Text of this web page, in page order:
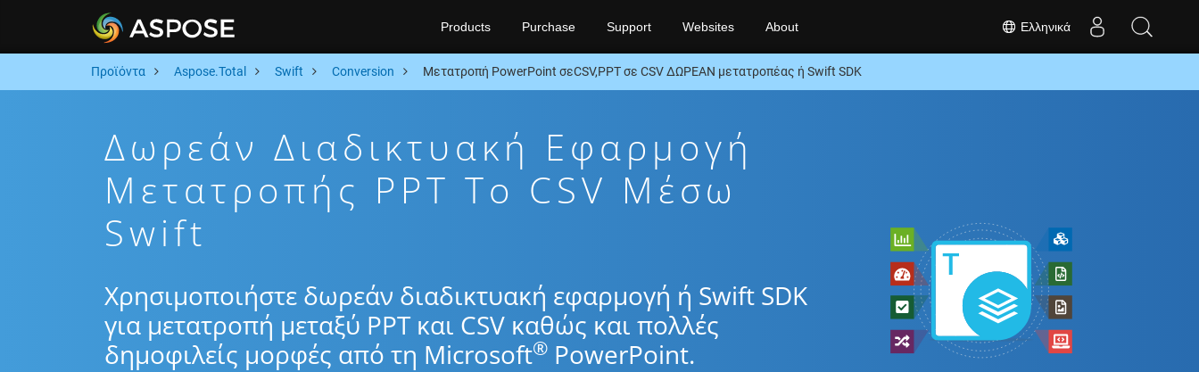
Ελληνικά
Products Purchase Support Websites About
Προϊόντα Aspose.Total Swift Conversion Μετατροπή PowerPoint σεCSV,PPT σε CSV ΔΩΡΕΑΝ μετατροπέας ή Swift SDK
Δωρεάν Διαδικτυακή Εφαρμογή
Μετατροπής PPT To CSV Μέσω
Swift
Χρησιμοποιήστε δωρεάν διαδικτυακή εφαρμογή ή Swift SDK
για μετατροπή μεταξύ PPT και CSV καθώς και πολλές
δημοφιλείς μορφές από τη Microsoft® PowerPoint.